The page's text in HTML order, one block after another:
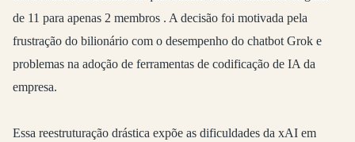
de 11 para apenas 2 membros . A decisão foi motivada pela
frustração do bilionário com o desempenho do chatbot Grok e
problemas na adoção de ferramentas de codificação de IA da
empresa.
Essa reestruturação drástica expõe as dificuldades da xAI em